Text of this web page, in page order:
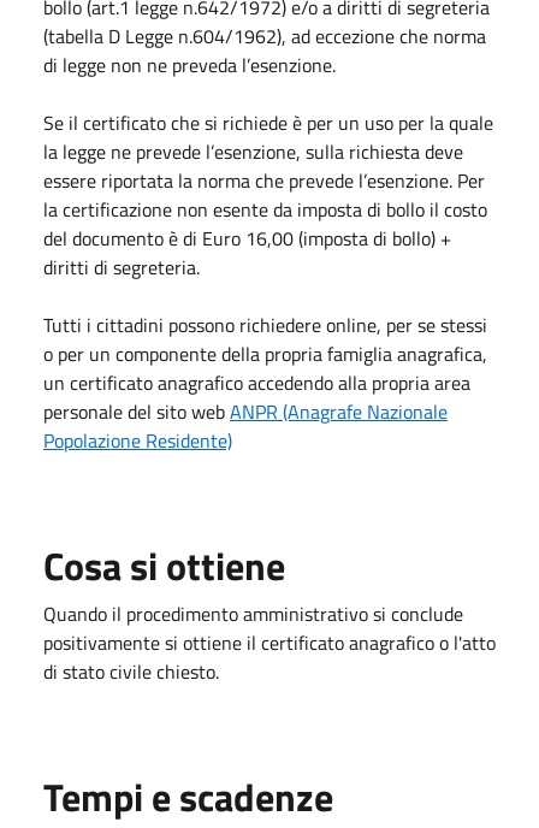
bollo (art.1 legge n.642/1972) e/o a diritti di segreteria
(tabella D Legge n.604/1962), ad eccezione che norma
di legge non ne preveda l’esenzione.
Se il certificato che si richiede è per un uso per la quale
la legge ne prevede l’esenzione, sulla richiesta deve
essere riportata la norma che prevede l’esenzione. Per
la certificazione non esente da imposta di bollo il costo
del documento è di Euro 16,00 (imposta di bollo) +
diritti di segreteria.
Tutti i cittadini possono richiedere online, per se stessi
o per un componente della propria famiglia anagrafica,
un certificato anagrafico accedendo alla propria area
personale del sito webANPR (Anagrafe Nazionale
Popolazione Residente)
Cosa si ottiene
Quando il procedimento amministrativo si conclude
positivamente si ottiene il certificato anagrafico o l'atto
di stato civile chiesto.
Tempi e scadenze